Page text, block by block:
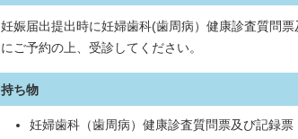
妊娠届出提出時に妊婦歯科(歯周病）健康診査質問
にご予約の上、受診してください。
持ち物
妊婦歯科（歯周病）健康診査質問票及び記録票